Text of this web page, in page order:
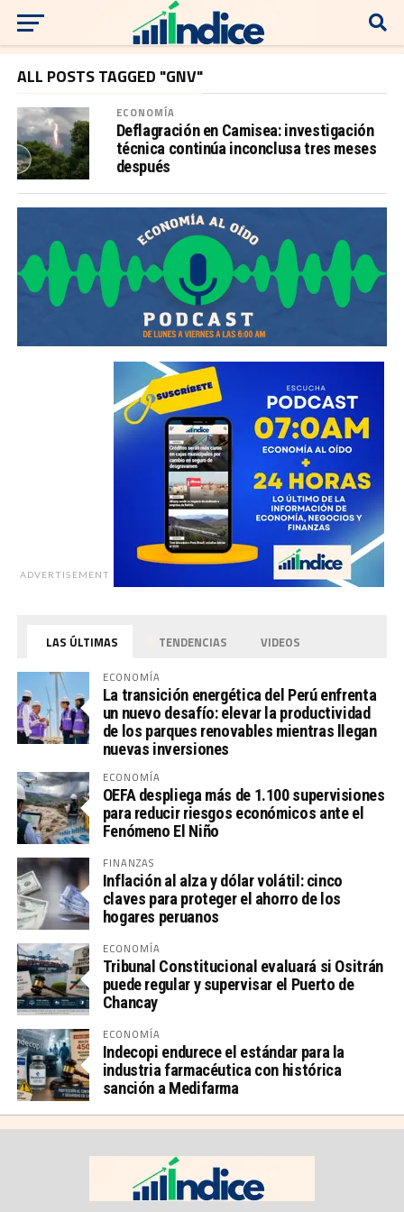
ALL POSTS TAGGED "GNV"
ECONOMÍA
Deflagración en Camisea: investigación
técnica continúa inconclusa tres meses
después
ADVERTISEMENT
LAS ÚLTIMAS TENDENCIAS VIDEOS
ECONOMÍA
La transición energética del Perú enfrenta
un nuevo desafío: elevar la productividad
de los parques renovables mientras llegan
nuevas inversiones
ECONOMÍA
OEFA despliega más de 1.100 supervisiones
para reducir riesgos económicos ante el
Fenómeno El Niño
FINANZAS
Inflación al alza y dólar volátil: cinco
claves para proteger el ahorro de los
hogares peruanos
ECONOMÍA
Tribunal Constitucional evaluará si Ositrán
puede regular y supervisar el Puerto de
Chancay
ECONOMÍA
Indecopi endurece el estándar para la
industria farmacéutica con histórica
sanción a Medifarma